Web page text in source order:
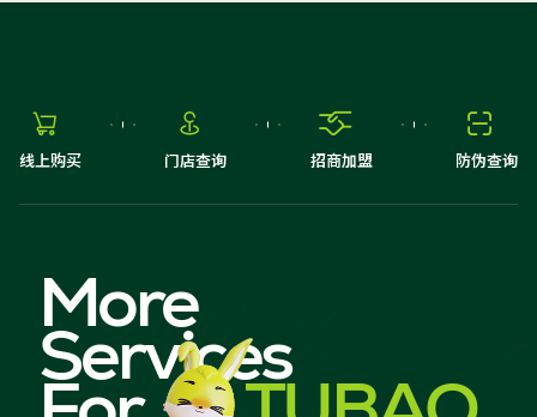

线上购买

门店查询

招商加盟

防伪查询
More
Services